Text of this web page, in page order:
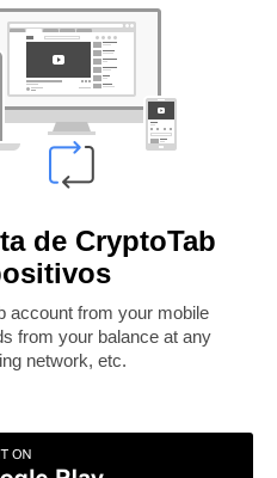
de CryptoTab
account from your mobile
from your balance at any
network, etc.